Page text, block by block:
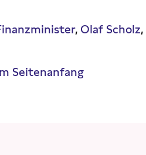
Olaf Scholz
Seitenanfang